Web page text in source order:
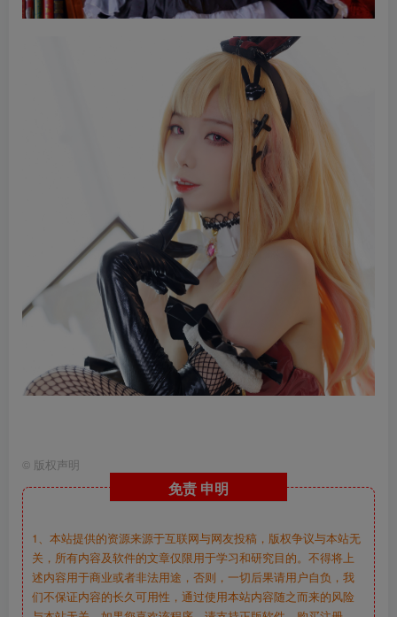
© 版权声明
免责 申明
1、本站提供的资源来源于互联网与网友投稿，版权争议与本站无
关，所有内容及软件的文章仅限用于学习和研究目的。不得将上
述内容用于商业或者非法用途，否则，一切后果请用户自负，我
们不保证内容的长久可用性，通过使用本站内容随之而来的风险